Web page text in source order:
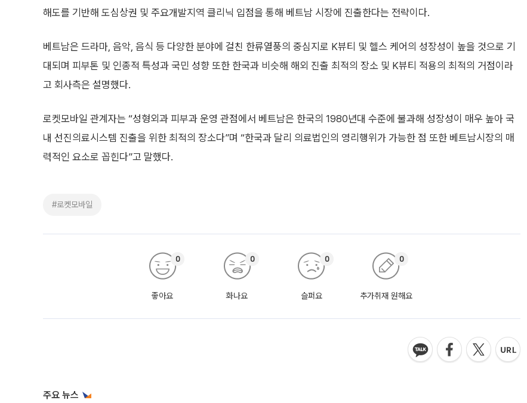
해도를 기반해 도심상권 및 주요개발지역 클리닉 입점을 통해 베트남 시장에 진출한다는 전략이다.
베트남은 드라마, 음악, 음식 등 다양한 분야에 걸친 한류열풍의 중심지로 K뷰티 및 헬스 케어의 성장성이 높을 것으로 기
대되며 피부톤 및 인종적 특성과 국민 성향 또한 한국과 비슷해 해외 진출 최적의 장소 및 K뷰티 적용의 최적의 거점이라
고 회사측은 설명했다.
로켓모바일 관계자는 “성형외과 피부과 운영 관점에서 베트남은 한국의 1980년대 수준에 불과해 성장성이 매우 높아 국
내 선진의료시스템 진출을 위한 최적의 장소다”며 “한국과 달리 의료법인의 영리행위가 가능한 점 또한 베트남시장의 매
력적인 요소로 꼽힌다”고 말했다.
#로켓모바일
좋아요
0
화나요
0
슬퍼요
0
추가취재 원해요
0
주요 뉴스